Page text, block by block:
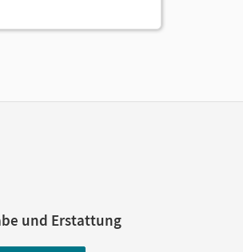
und Erstattung